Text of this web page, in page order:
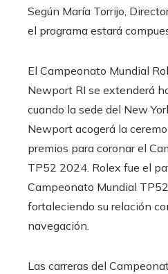
Según María Torrijo,
el programa estará
El Campeonato Mundial
Newport RI se extenderá
cuando la sede del New
Newport acogerá la
premios para coronar el
TP52 2024. Rolex fue el
Campeonato Mundial
fortaleciendo su relación
navegación.
Las carreras del